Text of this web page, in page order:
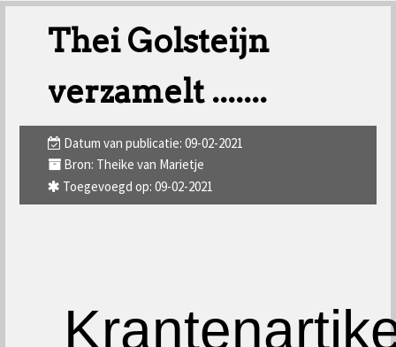
Thei Golsteijn
verzamelt .......
Datum van publicatie: 09-02-2021
Bron: Theike van Marietje
Toegevoegd op: 09-02-2021